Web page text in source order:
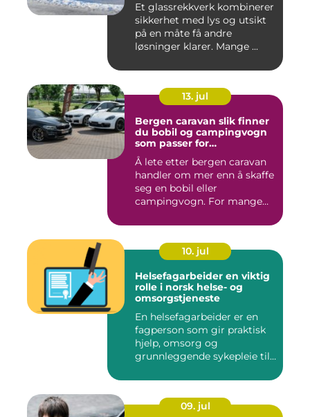
Et glassrekkverk kombinerer
sikkerhet med lys og utsikt
på en måte få andre
løsninger klarer. Mange ...
13. jul
Bergen caravan slik finner
du bobil og campingvogn
som passer for
vestlandsværet
Å lete etter bergen caravan
handler om mer enn å skaffe
seg en bobil eller
campingvogn. For mange
10. jul
Helsefagarbeider en viktig
rolle i norsk helse- og
omsorgstjeneste
En helsefagarbeider er en
fagperson som gir praktisk
hjelp, omsorg og
grunnleggende sykepleie til
09. jul